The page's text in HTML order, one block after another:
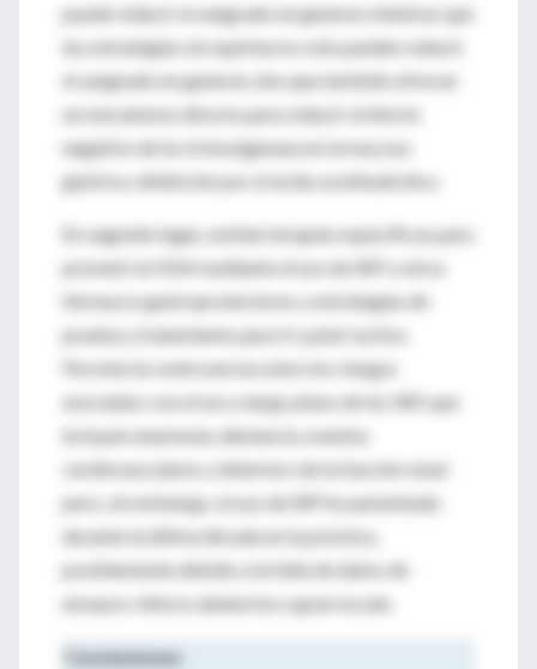
puede reducir el sangrado en general, mientras que
las estrategias sin aspirina no solo pueden reducir
el sangrado en general, sino que también ofrecen
un mecanismo directo para reducir el efecto
negativo de la ciclooxigenasa en la mucosa
gástrica. inhibición por el ácido acetilsalicílico.
En segundo lugar, existen terapias específicas para
prevenir la HDA mediante el uso de IBP u otros
fármacos gastroprotectores y estrategias de
prueba y tratamiento para H. pylori activo.
Persiste la controversia sobre los riesgos
asociados con el uso a largo plazo de los IBP, que
incluyen neumonía, demencia, eventos
cardiovasculares y deterioro de la función renal
pero, sin embargo, el uso de IBP ha aumentado
durante la última década en la práctica,
posiblemente debido a la falta de datos de
ensayos clínicos aleatorios a gran escala.
Conclusiones